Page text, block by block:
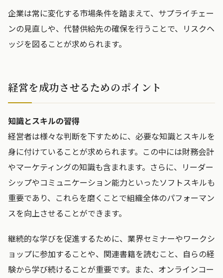
企業は常に変化する市場条件を踏まえて、サプライチェー
ンの見直しや、代替供給先の確保を行うことで、リスクヘ
ッジを図ることが求められます。
経営を成功させるためのポイント
知識とスキルの習得
経営者は様々な判断を下すために、必要な知識とスキルを
身に付けていることが求められます。この中には財務会計
やマーケティングの知識も含まれます。さらに、リーダー
シップやコミュニケーション能力といったソフトスキルも
重要であり、これらを磨くことで組織全体のパフォーマン
スを向上させることができます。
継続的な学びを促進するために、業界セミナーやワークシ
ョップに参加することや、関連書籍を読むこと、自らの経
験から学び続けることが重要です。また、オンラインコー